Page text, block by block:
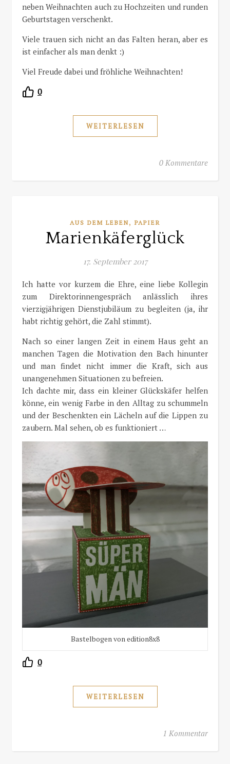
neben Weihnachten auch zu Hochzeiten und runden
Geburtstagen verschenkt.
Viele trauen sich nicht an das Falten heran, aber es
ist einfacher als man denkt :)
Viel Freude dabei und fröhliche Weihnachten!
0
WEITERLESEN
0 Kommentare
AUS DEM LEBEN, PAPIER
Marienkäferglück
17. September 2017
Ich hatte vor kurzem die Ehre, eine liebe Kollegin
zum Direktorinnengespräch anlässlich ihres
vierzigjährigen Dienstjubiläum zu begleiten (ja, ihr
habt richtig gehört, die Zahl stimmt).
Nach so einer langen Zeit in einem Haus geht an
manchen Tagen die Motivation den Bach hinunter
und man findet nicht immer die Kraft, sich aus
unangenehmen Situationen zu befreien.
Ich dachte mir, dass ein kleiner Glückskäfer helfen
könne, ein wenig Farbe in den Alltag zu schummeln
und der Beschenkten ein Lächeln auf die Lippen zu
zaubern. Mal sehen, ob es funktioniert …
Bastelbogen von edition8x8
0
WEITERLESEN
1 Kommentar